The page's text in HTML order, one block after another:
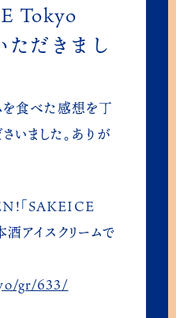
Tokyo
ただきまし
を食べた感想を丁
いました。ありが
「SAKEICE
アイスクリームで
gr/633/